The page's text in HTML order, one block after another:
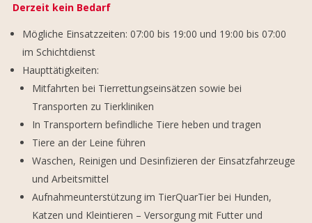
Derzeit kein Bedarf
Mögliche Einsatzzeiten: 07:00 bis 19:00 und 19:00 bis 07:00
im Schichtdienst
Haupttätigkeiten:
Mitfahrten bei Tierrettungseinsätzen sowie bei
Transporten zu Tierkliniken
In Transportern befindliche Tiere heben und tragen
Tiere an der Leine führen
Waschen, Reinigen und Desinfizieren der Einsatzfahrzeuge
und Arbeitsmittel
Aufnahmeunterstützung im TierQuarTier bei Hunden,
Katzen und Kleintieren – Versorgung mit Futter und